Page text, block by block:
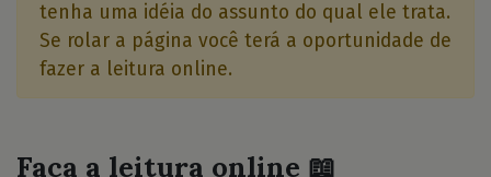
tenha uma idéia do assunto do qual ele trata.
Se rolar a página você terá a oportunidade de
fazer a leitura online.
Faça a leitura online 📖